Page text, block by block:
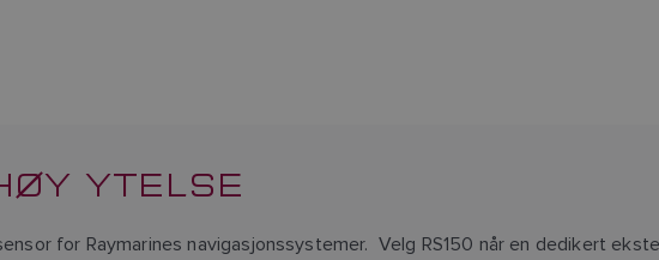
YTELSE
for Raymarines navigasjonssystemer. Velg RS150 når en dedikert